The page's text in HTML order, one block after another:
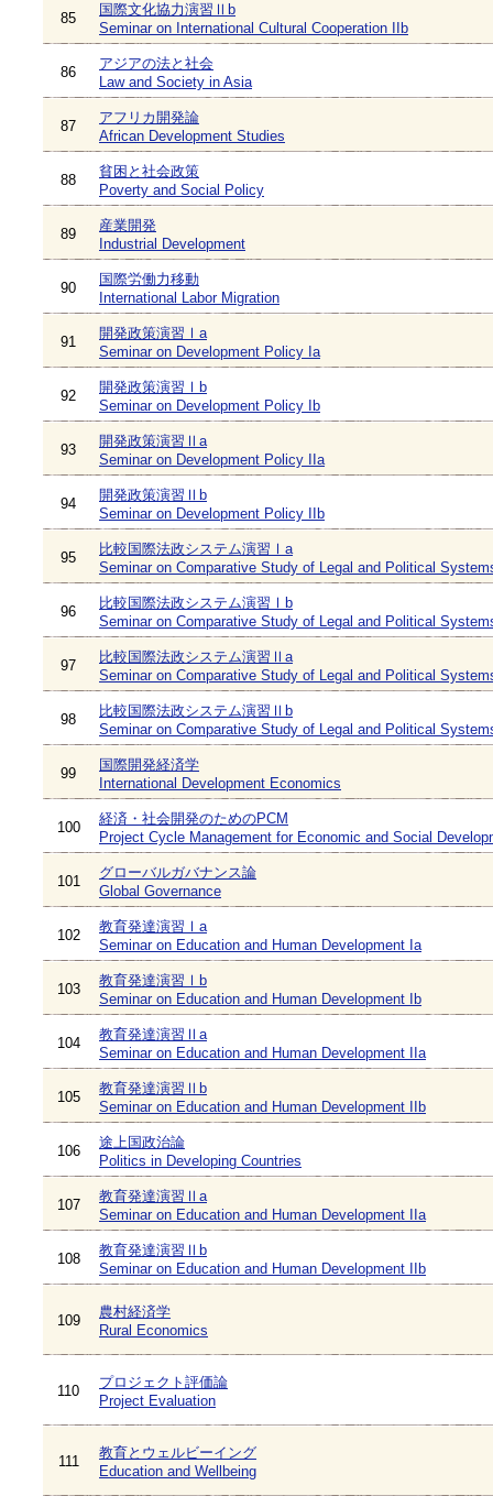
85
国際文化協力演習Ⅱb
Seminar on International Cultural Cooperation IIb
86
アジアの法と社会
Law and Society in Asia
87
アフリカ開発論
African Development Studies
88
貧困と社会政策
Poverty and Social Policy
89
産業開発
Industrial Development
90
国際労働力移動
International Labor Migration
91
開発政策演習Ⅰa
Seminar on Development Policy Ia
92
開発政策演習Ⅰb
Seminar on Development Policy Ib
93
開発政策演習Ⅱa
Seminar on Development Policy IIa
94
開発政策演習Ⅱb
Seminar on Development Policy IIb
95
比較国際法政システム演習Ⅰa
Seminar on Comparative Study of Legal and Political
96
比較国際法政システム演習Ⅰb
Seminar on Comparative Study of Legal and Political
97
比較国際法政システム演習Ⅱa
Seminar on Comparative Study of Legal and Political
98
比較国際法政システム演習Ⅱb
Seminar on Comparative Study of Legal and Political
99
国際開発経済学
International Development Economics
100
経済・社会開発のためのPCM
Project Cycle Management for Economic and Social
101
グローバルガバナンス論
Global Governance
102
教育発達演習Ⅰa
Seminar on Education and Human Development Ia
103
教育発達演習Ⅰb
Seminar on Education and Human Development Ib
104
教育発達演習Ⅱa
Seminar on Education and Human Development IIa
105
教育発達演習Ⅱb
Seminar on Education and Human Development IIb
106
途上国政治論
Politics in Developing Countries
107
教育発達演習Ⅱa
Seminar on Education and Human Development IIa
108
教育発達演習Ⅱb
Seminar on Education and Human Development IIb
109
農村経済学
Rural Economics
110
プロジェクト評価論
Project Evaluation
111
教育とウェルビーイング
Education and Wellbeing